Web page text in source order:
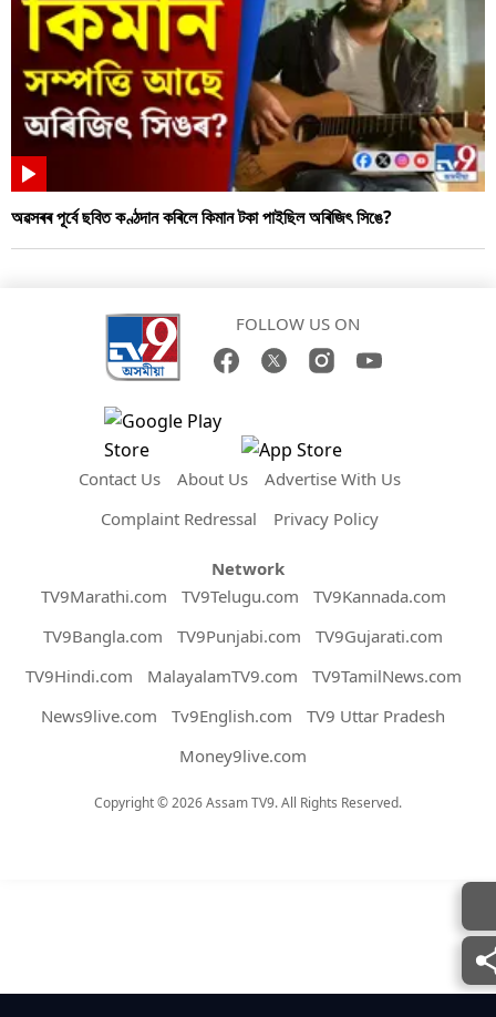
অৱসৰৰ পূৰ্বে ছবিত কণ্ঠদান কৰিলে কিমান টকা পাইছিল অৰিজিৎ সিঙে?
FOLLOW US ON
Contact Us About Us
Advertise With Us
Complaint Redressal
Privacy Policy
Network
TV9Marathi.com
TV9Telugu.com
TV9Kannada.com
TV9Bangla.com
TV9Punjabi.com
TV9Gujarati.com
TV9Hindi.com
MalayalamTV9.com
TV9TamilNews.com
News9live.com
Tv9English.com
TV9 Uttar Pradesh
Money9live.com
Copyright © 2026 Assam TV9. All Rights Reserved.